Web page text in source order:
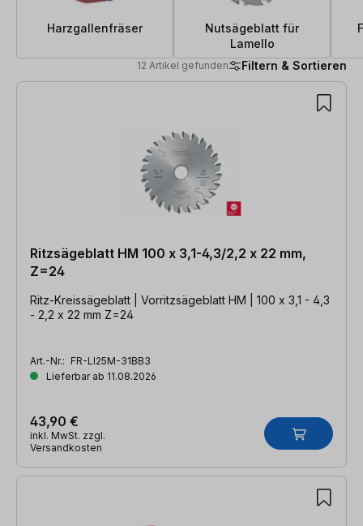
Harzgallenfräser
Nutsägeblatt für
Lamello
12 Artikel gefunden Filtern & Sortieren
12 Artikel gefunden
Ritzsägeblatt HM 100 x 3,1-4,3/2,2 x 22 mm,
Z=24
Ritz-Kreissägeblatt | Vorritzsägeblatt HM | 100 x 3,1 - 4,3
- 2,2 x 22 mm Z=24
Art.-Nr.: FR-LI25M-31BB3
Lieferbar ab 11.08.2026
43,90 €
inkl. MwSt. zzgl.
Versandkosten